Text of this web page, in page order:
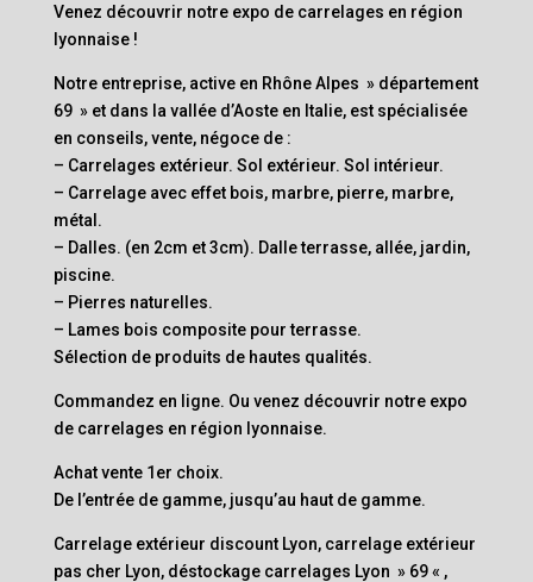
Venez découvrir notre expo de carrelages en région
lyonnaise !
Notre entreprise, active en Rhône Alpes » département
69 » et dans la vallée d’Aoste en Italie, est spécialisée
en conseils, vente, négoce de :
– Carrelages extérieur. Sol extérieur. Sol intérieur.
– Carrelage avec effet bois, marbre, pierre, marbre,
métal.
– Dalles. (en 2cm et 3cm). Dalle terrasse, allée, jardin,
piscine.
– Pierres naturelles.
– Lames bois composite pour terrasse.
Sélection de produits de hautes qualités.
Commandez en ligne. Ou venez découvrir notre expo
de carrelages en région lyonnaise.
Achat vente 1er choix.
De l’entrée de gamme, jusqu’au haut de gamme.
Carrelage extérieur discount Lyon, carrelage extérieur
pas cher Lyon, déstockage carrelages Lyon » 69 « ,